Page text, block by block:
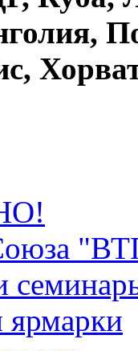
ярмарки